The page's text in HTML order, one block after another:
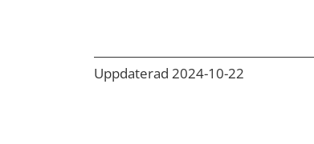
Uppdaterad 2024-10-22